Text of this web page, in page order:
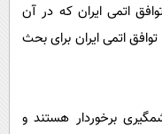
اتمی ایران که در آن
اتمی ایران برای بحث
برخوردار هستند و